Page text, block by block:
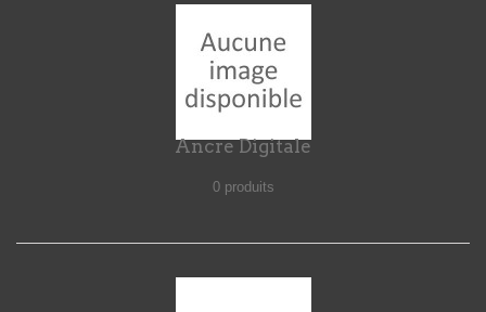
Ancre Digitale
0 produits